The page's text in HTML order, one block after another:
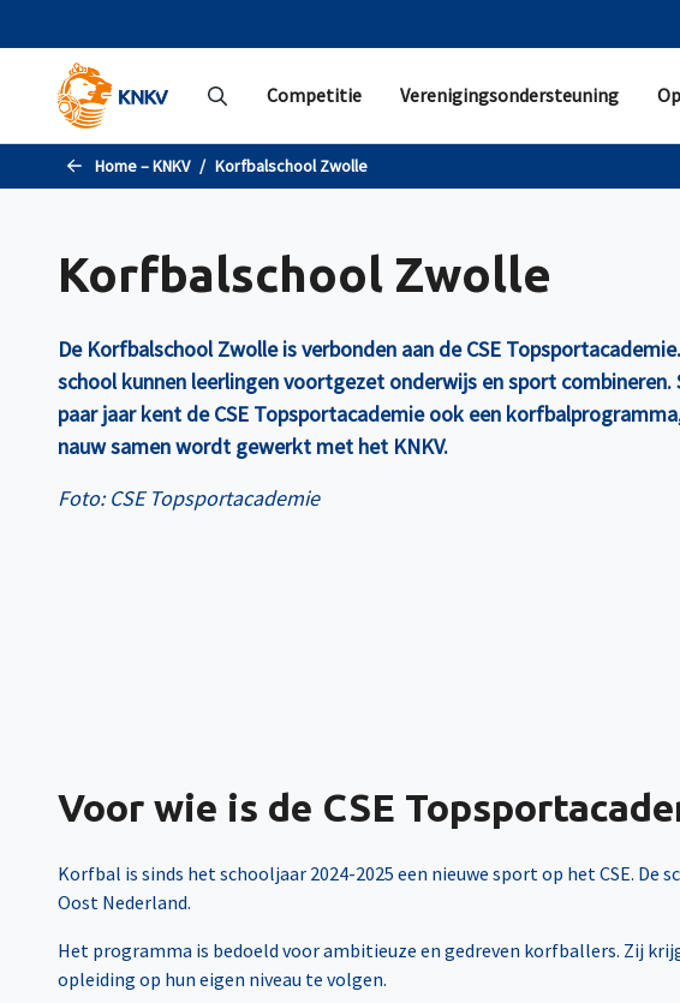
Competitie Verenigingsondersteuning
Home – KNKV Korfbalschool Zwolle
Korfbalschool Zwolle
De Korfbalschool Zwolle is verbonden aan de CSE
school kunnen leerlingen voortgezet onderwijs en sport combineren.
paar jaar kent de CSE Topsportacademie ook een
nauw samen wordt gewerkt met het KNKV.
Foto: CSE Topsportacademie
Voor wie is de CSE
Korfbal is sinds het schooljaar 2024-2025 een nieuwe sport op het CSE.
Oost Nederland.
Het programma is bedoeld voor ambitieuze en gedreven korfballers. Zij
opleiding op hun eigen niveau te volgen.